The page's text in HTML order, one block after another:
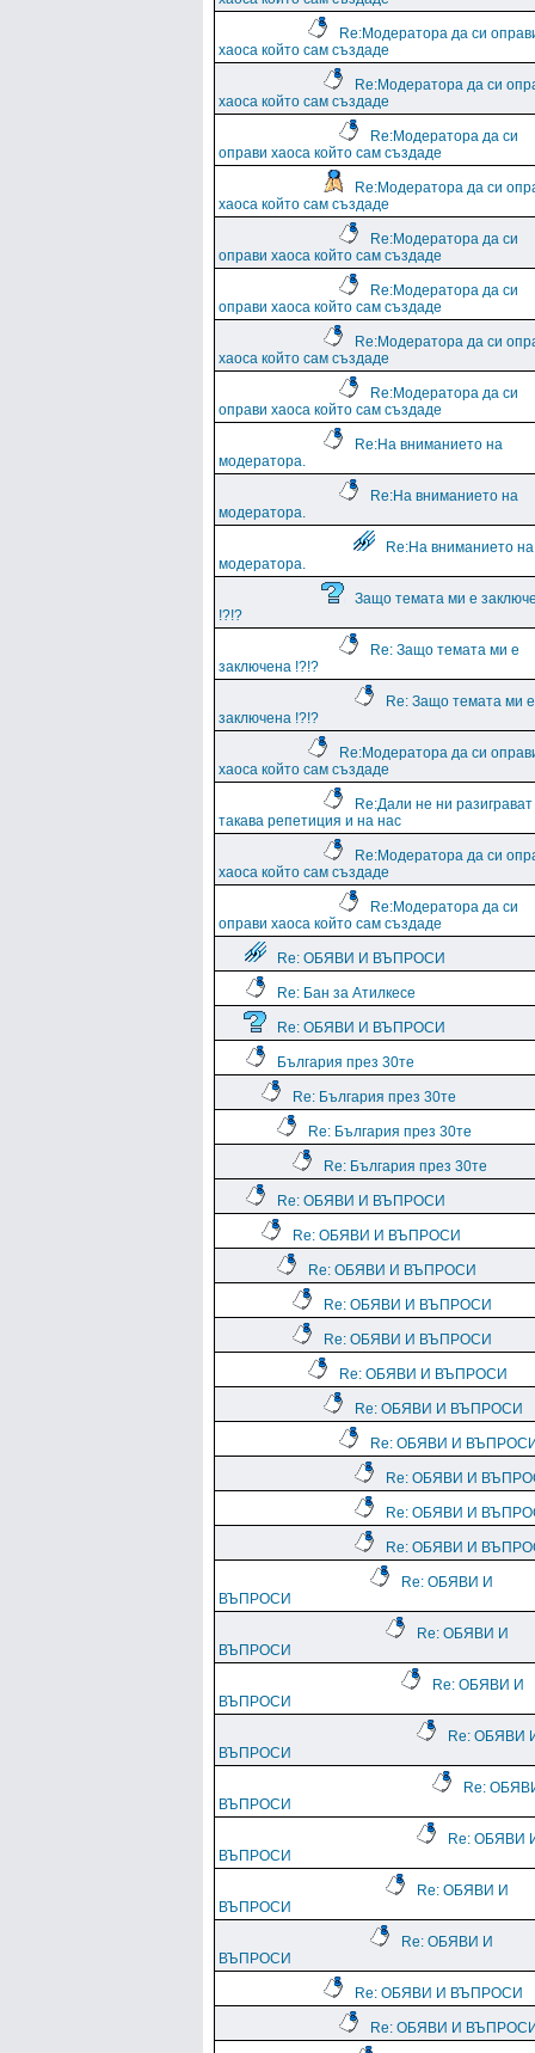
Re:Модератора да си
хаоса който сам създаде
Re:Модератора да си
хаоса който сам създаде
Re:Модератора да си
оправи хаоса който сам създаде
Re:Модератора да си
хаоса който сам създаде
Re:Модератора да си
оправи хаоса който сам създаде
Re:Модератора да си
оправи хаоса който сам създаде
Re:Модератора да си
хаоса който сам създаде
Re:Модератора да си
оправи хаоса който сам създаде
Re:На вниманието на
модератора.
Re:На вниманието на
модератора.
Re:На вниманието на
модератора.
Защо темата ми е
!?!?
Re: Защо темата ми е
заключена !?!?
Re: Защо темата ми е
заключена !?!?
Re:Модератора да си
хаоса който сам създаде
Re:Дали не ни разиграват
такава репетиция и на нас
Re:Модератора да си
хаоса който сам създаде
Re:Модератора да си
оправи хаоса който сам създаде
Re: ОБЯВИ И ВЪПРОСИ
Re: Бан за Атилкесе
Re: ОБЯВИ И ВЪПРОСИ
България през 30те
Re: България през 30те
Re: България през 30те
Re: България през 30те
Re: ОБЯВИ И ВЪПРОСИ
Re: ОБЯВИ И ВЪПРОСИ
Re: ОБЯВИ И ВЪПРОСИ
Re: ОБЯВИ И ВЪПРОСИ
Re: ОБЯВИ И ВЪПРОСИ
Re: ОБЯВИ И ВЪПРОСИ
Re: ОБЯВИ И ВЪПРОСИ
Re: ОБЯВИ И
Re: ОБЯВИ И
Re: ОБЯВИ И
Re: ОБЯВИ И
Re: ОБЯВИ И
ВЪПРОСИ
Re: ОБЯВИ И
ВЪПРОСИ
Re: ОБЯВИ И
ВЪПРОСИ
Re: ОБЯВИ
ВЪПРОСИ
Re:
ВЪПРОСИ
Re: ОБЯВИ
ВЪПРОСИ
Re: ОБЯВИ И
ВЪПРОСИ
Re: ОБЯВИ И
ВЪПРОСИ
Re: ОБЯВИ И ВЪПРОСИ
Re: ОБЯВИ И